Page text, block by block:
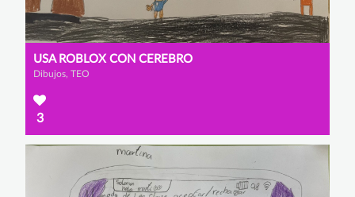
USA ROBLOX CON CEREBRO
Dibujos, TEO
3